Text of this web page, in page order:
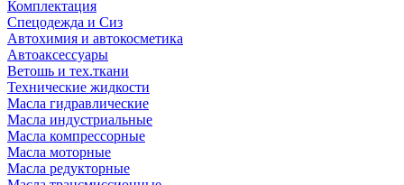
Комплектация
Спецодежда и Сиз
Автохимия и автокосметика
Автоаксессуары
Ветошь и тех.ткани
Технические жидкости
Масла гидравлические
Масла индустриальные
Масла компрессорные
Масла моторные
Масла редукторные